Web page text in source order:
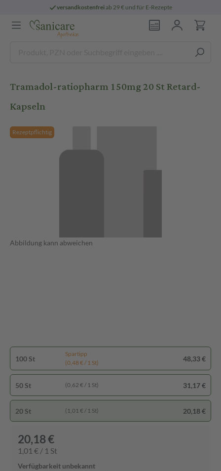
versandkostenfreiab 29 € und für E-Rezepte
Tramadol-ratiopharm 150mg 20 St Retard-
Kapseln
Rezeptpflichtig
Abbildung kann abweichen
100 St
Spartipp
(0,48 € / 1 St)
48,33 €
50 St (0,62 € / 1 St) 31,17 €
20 St (1,01 € / 1 St) 20,18 €
20,18 €
1,01 € / 1 St
Verfügbarkeit unbekannt